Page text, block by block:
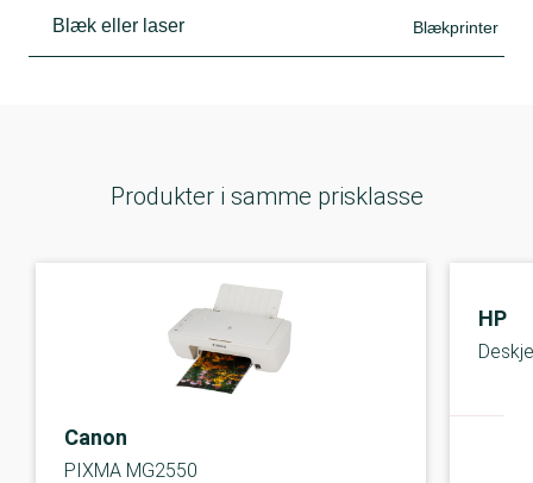
Blæk eller laser Blækprinter
Produkter i samme prisklasse
Canon
PIXMA MG2550
HP